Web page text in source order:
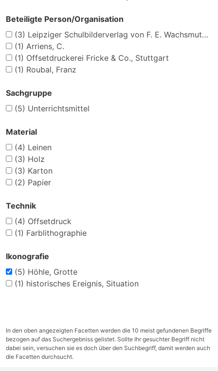
Beteiligte Person/Organisation
(3) Leipziger Schulbilderverlag von F. E. Wachsmuth, Leipzig
(1) Arriens, C.
(1) Offsetdruckerei Fricke & Co., Stuttgart
(1) Roubal, Franz
Sachgruppe
(5) Unterrichtsmittel
Material
(4) Leinen
(3) Holz
(3) Karton
(2) Papier
Technik
(4) Offsetdruck
(1) Farblithographie
Ikonografie
(5) Höhle, Grotte
(1) historisches Ereignis, Situation
In den oben angezeigten Facetten werden die 10 meist gefundenen Begriffe
bezogen auf das Suchergebniss gelistet. Sollte Ihr gesuchter Begriff nicht
dabei sein, versuchen sie es doch über den Suchbegriff, damit werden auch
die Facetten durchsucht.